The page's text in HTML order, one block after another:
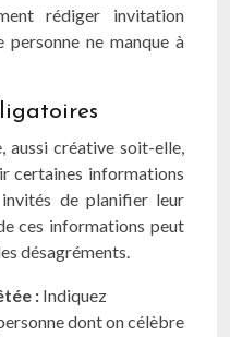
rédiger invitation
personne ne manque à
aussi créative soit-elle,
certaines informations
de planifier leur
ces informations peut
désagréments.
: Indiquez
dont on célèbre